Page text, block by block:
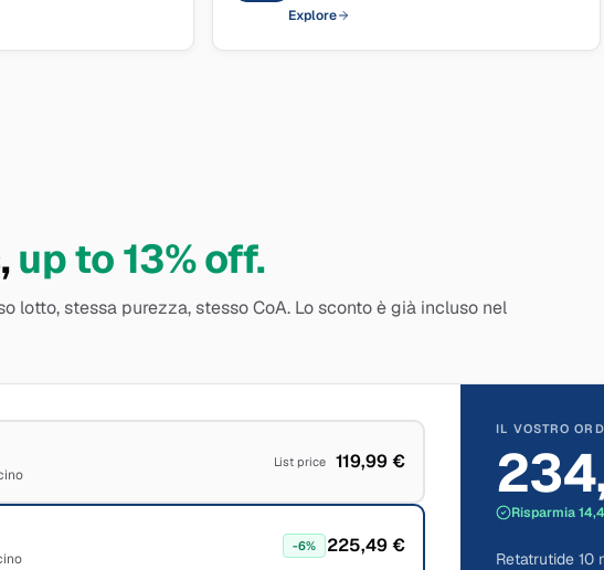
Explore
up to 13% off.
lotto, stessa purezza, stesso CoA. Lo sconto è già incluso nel
List price 119,99 €
-6% 225,49 €
IL VOSTRO
Risparmia
Retatrutide 10